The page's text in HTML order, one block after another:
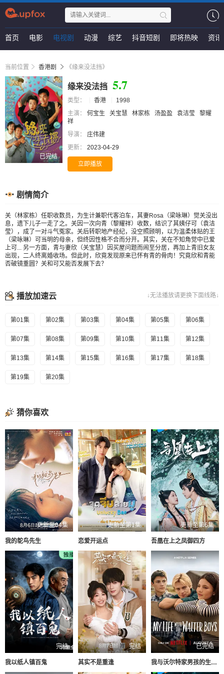
首页 电影 电视剧 动漫 综艺 抖音短剧 即将热映 资讯
当前位置 香港剧 《缘来没法挡》
已完结
缘来没法挡 5.7
类型： 香港
1998
主演：
何宝生 关宝慧 林家栋 汤盈盈 袁洁莹
黎耀
祥
导演：
庄伟建
更新：
2023-04-29
立即播放
剧情简介
关（林家栋）任职收数员，为生计兼职代客泊车，其妻Rosa（梁咏琳）觉关没出
息，遗下儿子一走了之。关因一次向青（黎耀祥）收数，结识了其姨仔可（袁洁
莹），成了一对斗气冤家。关后转职地产经纪，没空照顾明，以为温柔体贴的王
（梁咏琳）可当明的母亲，但终因性格不合而分开。其实，关在不知角觉中已爱
上可... 另一方面，青与妻欣（关宝慧）因买屋问题而闹至分居，再加上青旧女友
出现，二人终离婚收场。但此时，欣竟发现原来已怀有青的骨肉！究竟欣和青能
否破镜重圆？关和可又能否发展下去？
↓无法播放请更换下面线路↓
播放加速云
第01集 第02集 第03集 第04集 第05集 第06集
第07集 第08集 第09集 第10集 第11集 第12集
第13集 第14集 第15集 第16集 第17集 第18集
第19集 第20集
猜你喜欢
更新至04集
我的鸵鸟先生
更新至第1集
恋爱开运点
更新至第6集
吾凰在上之凤御四方
完结
我以纸人镇百鬼
完结
其实不是重逢
已完结
我与沃尔特家男孩的生活第三季